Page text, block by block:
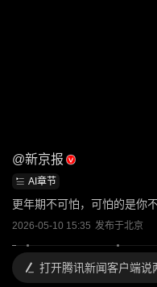
@新京报
AI章节
更年期不可怕，可怕的是你
2026-05-10 15:35 发布于北京
打开腾讯新闻客户端说